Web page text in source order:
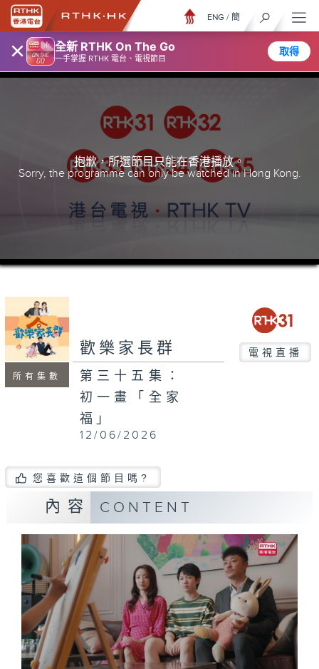
× 全新 RTHK On The Go
一手掌握 RTHK 電台、電視節目
取得
ENG / 簡
抱歉，所選節目只能在香港播放。
Sorry, the programme can only be watched in Hong Kong.
所有集數
歡樂家長群 電視直播
第三十五集：
初一畫「全家
福」
12/06/2026
您喜歡這個節目嗎?
內容 CONTENT